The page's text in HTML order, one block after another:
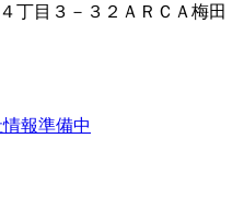
丁目３－３２ＡＲＣＡ梅田
報準備中